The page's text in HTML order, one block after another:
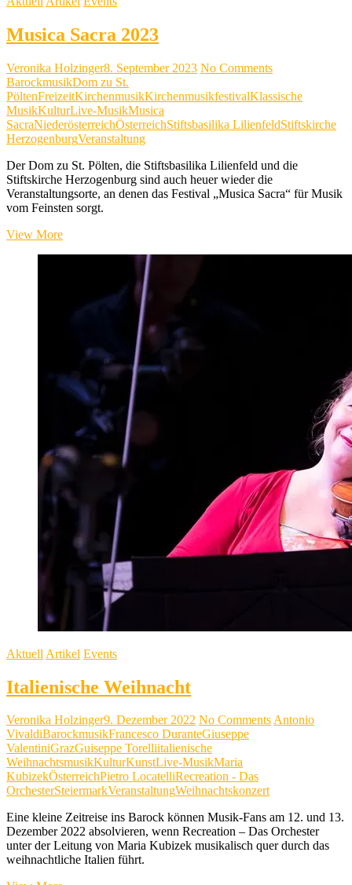
Musica Sacra 2023
Veronika Holzinger8. September 2023 No Comments
BarockmusikDom zu St.
PöltenFreizeitKirchenmusikKirchenmusikfestivalKlassische
MusikKulturLive-MusikMusica
SacraNiederösterreichÖsterreichStiftsbasilika LilienfeldStiftskirche
HerzogenburgVeranstaltung
Der Dom zu St. Pölten, die Stiftsbasilika Lilienfeld und die
Stiftskirche Herzogenburg sind auch heuer wieder die
Veranstaltungsorte, an denen das Festival „Musica Sacra“ für Musik
vom Feinsten sorgt.
View MoreMusica
Aktuell Artikel Events
Italienische Weihnacht
Veronika Holzinger9. Dezember 2022 No CommentsAntonio
VivaldiBarockmusikFrancesco DuranteGiuseppe
ValentiniGrazGuiseppe Torelliitalienische
WeihnachtsmusikKulturKunstLive-MusikMaria
KubizekÖsterreichPietro LocatelliRecreation - Das
OrchesterSteiermarkVeranstaltungWeihnachtskonzert
Eine kleine Zeitreise ins Barock können Musik-Fans am 12. und 13.
Dezember 2022 absolvieren, wenn Recreation – Das Orchester
unter der Leitung von Maria Kubizek musikalisch quer durch das
weihnachtliche Italien führt.